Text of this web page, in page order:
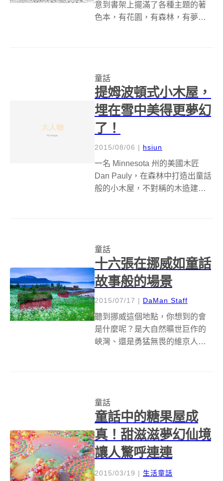
意到書架上擺滿了各種主題的著
色本，有花園，有森林，有夢遊
色彩，真的帶有某種神奇的治癒
功效，...
童話
提姆波頓式小木屋，
埋在雪中美得更夢幻
了！
2015/08/06 | hsiun
一名 Minnesota 州的美國木匠
Dan Pauly，在森林中打造出童話
般的小木屋，不對稱的木造建築
童話故事的結局一樣，從...
童話
十六張在挪威如童話
故事般的場景
2015/07/17 | DaMan Staff
聽到挪威這個地點，你想到的會
是什麼呢？是大自然曠世巨作的
峽灣、還是勇猛無畏的維京人
幽處、陡峭高山山腳下、或是和
大自然合為一體的古老...
童話
童話中的糖果屋成
真！甜滋滋夢幻仙境
讓人驚呼連連
2015/03/19 | 生活童話